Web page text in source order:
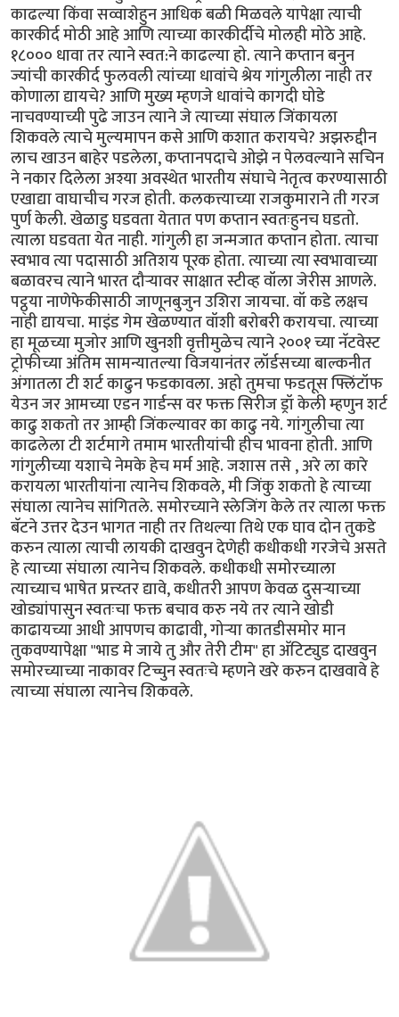
काढल्या किंवा सव्वाशेहुन आधिक बळी मिळवले यापेक्षा त्याची
कारकीर्द मोठी आहे आणि त्याच्या कारकीर्दीचे मोलही मोठे आहे.
१८००० धावा तर त्याने स्वत:ने काढल्या हो. त्याने कप्तान बनुन
ज्यांची कारकीर्द फुलवली त्यांच्या धावांचे श्रेय गांगुलीला नाही तर
कोणाला द्यायचे? आणि मुख्य म्हणजे धावांचे कागदी घोडे
नाचवण्याच्यी पुढे जाउन त्याने जे त्याच्या संघाल जिंकायला
शिकवले त्याचे मुल्यमापन कसे आणि कशात करायचे? अझरुद्दीन
लाच खाउन बाहेर पडलेला, कप्तानपदाचे ओझे न पेलवल्याने सचिन
ने नकार दिलेला अश्या अवस्थेत भारतीय संघाचे नेतृत्व करण्यासाठी
एखाद्या वाघाचीच गरज होती. कलकत्त्याच्या राजकुमाराने ती गरज
पुर्ण केली. खेळाडु घडवता येतात पण कप्तान स्वतःहुनच घडतो.
त्याला घडवता येत नाही. गांगुली हा जन्मजात कप्तान होता. त्याचा
स्वभाव त्या पदासाठी अतिशय पूरक होता. त्याच्या त्या स्वभावाच्या
बळावरच त्याने भारत दौर्‍यावर साक्षात स्टीव्ह वॉला जेरीस आणले.
पट्ठ्या नाणेफेकीसाठी जाणूनबुजुन उशिरा जायचा. वॉ कडे लक्षच
नाही द्यायचा. माइंड गेम खेळण्यात वॉशी बरोबरी करायचा. त्याच्या
हा मूळच्या मुजोर आणि खुनशी वृत्तीमुळेच त्याने २००१ च्या नॅटवेस्ट
ट्रोफीच्या अंतिम सामन्यातल्या विजयानंतर लॉर्डसच्या बाल्कनीत
अंगातला टी शर्ट काढुन फडकावला. अहो तुमचा फडतूस फ्लिंटॉफ
येउन जर आमच्या एडन गार्डन्स वर फक्त सिरीज ड्रॉ केली म्हणुन शर्ट
काढु शकतो तर आम्ही जिंकल्यावर का काढु नये. गांगुलीचा त्या
काढलेला टी शर्टमागे तमाम भारतीयांची हीच भावना होती. आणि
गांगुलीच्या यशाचे नेमके हेच मर्म आहे. जशास तसे , अरे ला कारे
करायला भारतीयांना त्यानेच शिकवले, मी जिंकु शकतो हे त्याच्या
संघाला त्यानेच सांगितले. समोरच्याने स्लेजिंग केले तर त्याला फक्त
बॅटने उत्तर देउन भागत नाही तर तिथल्या तिथे एक घाव दोन तुकडे
करुन त्याला त्याची लायकी दाखवुन देणेही कधीकधी गरजेचे असते
हे त्याच्या संघाला त्यानेच शिकवले. कधीकधी समोरच्याला
त्याच्याच भाषेत प्रत्त्य्तर द्यावे, कधीतरी आपण केवळ दुसर्‍याच्या
खोड्यांपासुन स्वतःचा फक्त बचाव करु नये तर त्याने खोडी
काढायच्या आधी आपणच काढावी, गोर्‍या कातडीसमोर मान
तुकवण्यापेक्षा "भाड मे जाये तु और तेरी टीम" हा अ‍ॅटिट्युड दाखवुन
समोरच्याच्या नाकावर टिच्चुन स्वतःचे म्हणने खरे करुन दाखवावे हे
त्याच्या संघाला त्यानेच शिकवले.